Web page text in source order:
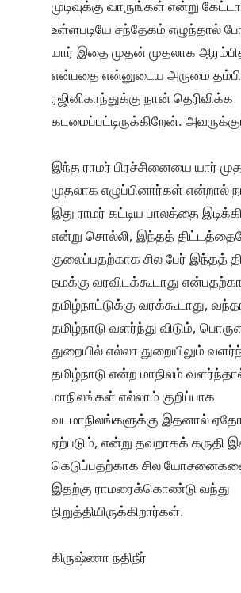
முடிவுக்கு வாருங்கள் என்று
உள்ளபடியே சந்தேகம் எழுந்தால்
யார் இதை முதன் முதலாக
என்பதை என்னுடைய அருமை தம்பி
ரஜினிகாந்துக்கு நான் தெரிவிக்க
கடமைப்பட்டிருக்கிறேன்.
இந்த ராமர் பிரச்சினையை யார்
முதலாக எழுப்பினார்கள் என்றால்
இது ராமர் கட்டிய பாலத்தை
என்று சொல்லி, இந்தத்
குலைப்பதற்காக சில பேர் இந்தத்
நமக்கு வரவிடக்கூடாது
தமிழ்நாட்டுக்கு வரக்கூடாது,
தமிழ்நாடு வளர்ந்து விடும்,
துறையில் எல்லா துறையிலும்
தமிழ்நாடு என்ற மாநிலம்
மாநிலங்கள் எல்லாம் குறிப்பாக
வடமாநிலங்களுக்கு இதனால்
ஏற்படும், என்று தவறாகக் கருதி
கெடுப்பதற்காக சில
இதற்கு ராமரைக்கொண்டு வந்து
நிறுத்தியிருக்கிறார்கள்.
கிருஷ்ணா நதிநீர்